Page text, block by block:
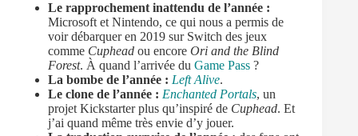
Le rapprochement inattendu de l’année :
Microsoft et Nintendo, ce qui nous a permis de
voir débarquer en 2019 sur Switch des jeux
comme Cuphead ou encore Ori and the Blind
Forest. À quand l’arrivée du Game Pass ?
La bombe de l’année : Left Alive.
Le clone de l’année : Enchanted Portals, un
projet Kickstarter plus qu’inspiré de Cuphead. Et
j’ai quand même très envie d’y jouer.